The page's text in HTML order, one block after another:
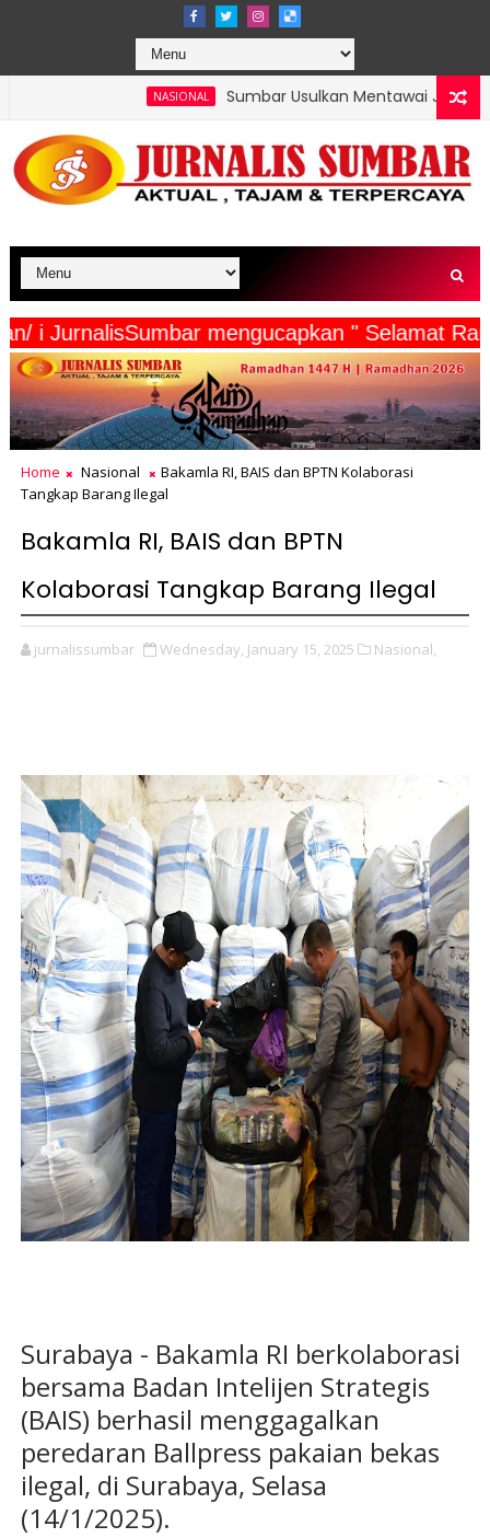
Sumbar Usulkan Mentawai Jadi Kawasan Tambak
i JurnalisSumbar mengucapkan "
Home Nasional
Bakamla RI, BAIS dan BPTN Kolaborasi
Tangkap Barang Ilegal
Bakamla RI, BAIS dan BPTN
Kolaborasi Tangkap Barang Ilegal
jurnalissumbar Wednesday, January 15, 2025 Nasional,
Surabaya - Bakamla RI berkolaborasi
bersama Badan Intelijen Strategis
(BAIS) berhasil menggagalkan
peredaran Ballpress pakaian bekas
ilegal, di Surabaya, Selasa
(14/1/2025).